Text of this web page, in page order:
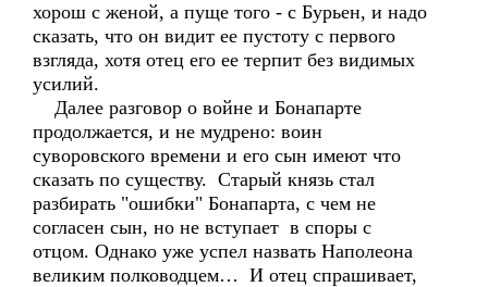
хорош с женой, а пуще того - с Бурьен, и надо
сказать, что он видит ее пустоту с первого
взгляда, хотя отец его ее терпит без видимых
усилий.
Далее разговор о войне и Бонапарте
продолжается, и не мудрено: воин
суворовского времени и его сын имеют что
сказать по существу. Старый князь стал
разбирать "ошибки" Бонапарта, с чем не
согласен сын, но не вступает в споры с
отцом. Однако уже успел назвать Наполеона
великим полководцем… И отец спрашивает,